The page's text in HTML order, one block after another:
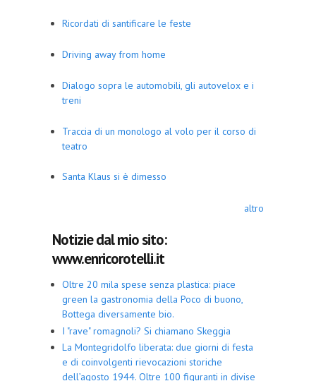
Ricordati di santificare le feste
Driving away from home
Dialogo sopra le automobili, gli autovelox e i
treni
Traccia di un monologo al volo per il corso di
teatro
Santa Klaus si è dimesso
altro
Notizie dal mio sito:
www.enricorotelli.it
Oltre 20 mila spese senza plastica: piace
green la gastronomia della Poco di buono,
Bottega diversamente bio.
I "rave" romagnoli? Si chiamano Skeggia
La Montegridolfo liberata: due giorni di festa
e di coinvolgenti rievocazioni storiche
dell’agosto 1944. Oltre 100 figuranti in divise